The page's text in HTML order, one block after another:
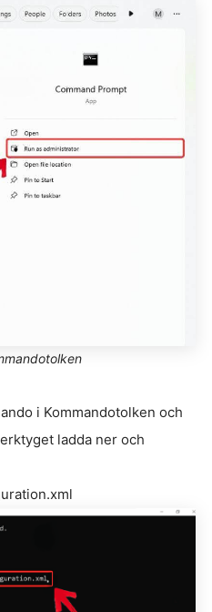
i Kommandotolken och
ladda ner och